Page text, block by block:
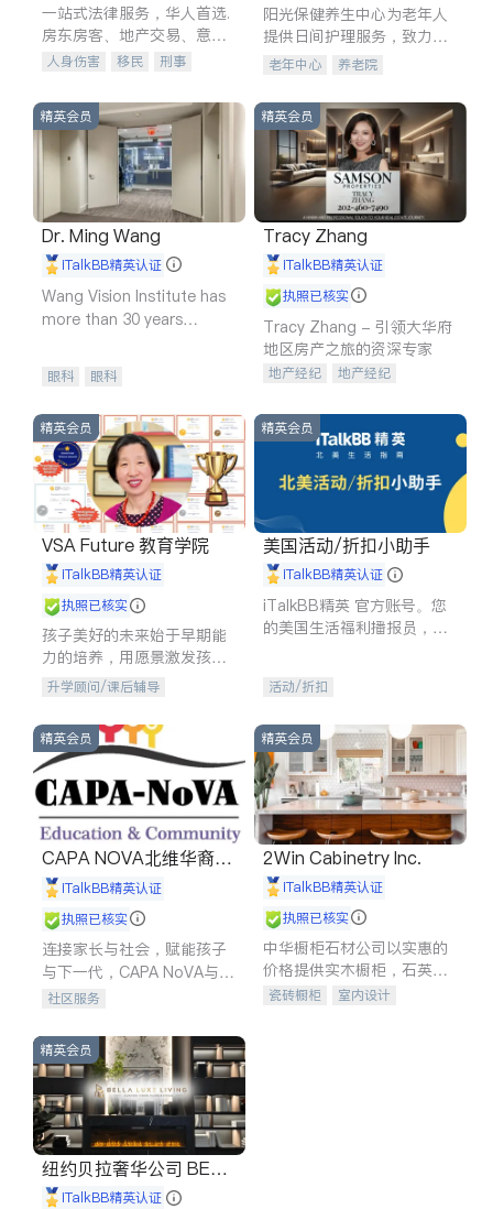
一站式法律服务，华人首选.
房东房客、地产交易、意外
伤害、车祸重伤、商业诉
建筑合同、刑事案件全包办
人身伤害 移民
刑事
信托/遗嘱
商业
商标注册
索赔
律师-其它
阳光保健养生中心为老年人
提供日间护理服务，致力于
通过持续的护理创新来有效
老年中心 养老院
精英会员
Dr. Ming Wang
iTalkBB精英认证
Wang Vision Institute has
more than 30 years
眼科 眼科
精英会员
Tracy Zhang
iTalkBB精英认证
执照已核实
Tracy Zhang - 引领大华府
地区房产之旅的资深专家
地产经纪
地产经纪
商铺租售
精英会员
VSA Future 教育学院
iTalkBB精英认证
执照已核实
孩子美好的未来始于早期能
力的培养，用愿景激发孩子
的学习潜力和动力。理念：
石。
升学顾问/课后辅导
精英会员
美国活动/折扣小助手
iTalkBB精英认证
iTalkBB精英 官方账号。您
的美国生活福利播报员，精
专属福利。
活动/折扣
精英会员
CAPA NOVA北维华裔家
长会iTalkBB精英认证
执照已核实
连接家长与社会，赋能孩子
与下一代，CAPA NoVA与您
携手建设包容、公平、充满
社区服务
精英会员
2Win Cabinetry Inc.
iTalkBB精英认证
执照已核实
中华橱柜石材公司以实惠的
价格提供实木橱柜，石英石
台面，多种优质不锈钢水
瓷砖橱柜
室内设计
精英会员
纽约贝拉奢华公司 BELL
A LUXE
iTalkBB精英认证